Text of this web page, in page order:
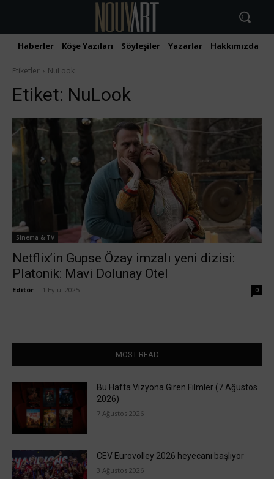
Haberler Köşe Yazıları Söyleşiler Yazarlar Hakkımızda
Etiketler NuLook
Etiket: NuLook
Sinema & TV
Netflix’in Gupse Özay imzalı yeni dizisi:
Platonik: Mavi Dolunay Otel
Editör 1 Eylül 2025 0
MOST READ
Bu Hafta Vizyona Giren Filmler (7 Ağustos
2026)
7 Ağustos 2026
CEV Eurovolley 2026 heyecanı başlıyor
3 Ağustos 2026